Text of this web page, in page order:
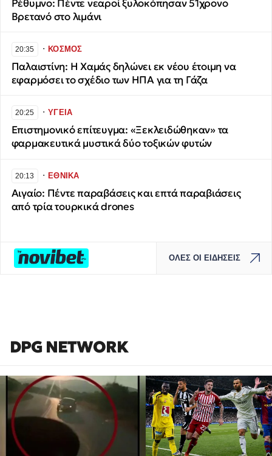
Ρέθυμνο: Πέντε νεαροί ξυλοκόπησαν 51χρονο
Βρετανό στο λιμάνι
20:35 ∙ΚΟΣΜΟΣ
Παλαιστίνη: Η Χαμάς δηλώνει εκ νέου έτοιμη να
εφαρμόσει το σχέδιο των ΗΠΑ για τη Γάζα
20:25 ∙ΥΓΕΙΑ
Επιστημονικό επίτευγμα: «Ξεκλειδώθηκαν» τα
φαρμακευτικά μυστικά δύο τοξικών φυτών
20:13 ∙ΕΘΝΙΚΑ
Αιγαίο: Πέντε παραβάσεις και επτά παραβιάσεις
από τρία τουρκικά drones
ΟΛΕΣ ΟΙ ΕΙΔΗΣΕΙΣ
DPG NETWORK